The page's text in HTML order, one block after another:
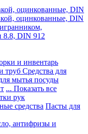
оцинкованные, DIN
оцинкованные, DIN
8.8, DIN 912
и инвентарь
труб Средства для
мытья посуды
... Показать все
рук
средства Пасты для
антифризы и